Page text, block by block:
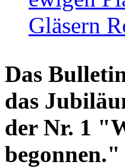
Gläsern
Das
das
der Nr. 1
begonnen."